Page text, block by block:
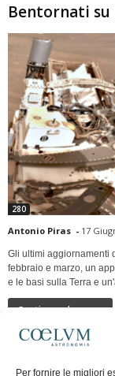
Per fornire le migliori
Bentornati
280
Antonio Piras - 17
Gli ultimi aggiornamenti
febbraio e marzo, un
e le basi sulla Terra e
Continua a leggere